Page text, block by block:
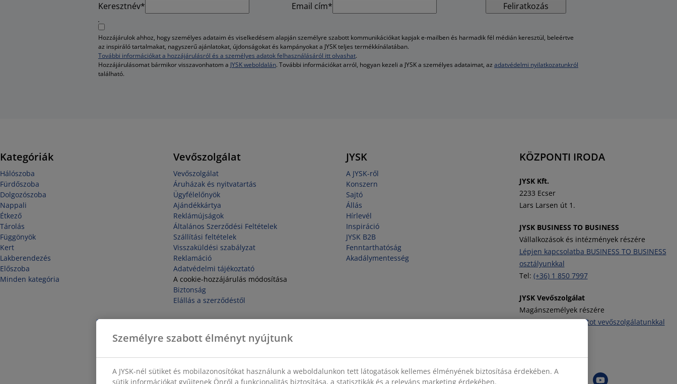
Keresztnév* Email cím* Feliratkozás
Hozzájárulok ahhoz, hogy személyes adataim és viselkedésem alapján személyre szabott kommunikációkat kapjak e-mailben és harmadik fél médián keresztül, beleértve
az inspiráló tartalmakat, nagyszerű ajánlatokat, újdonságokat és kampányokat a JYSK teljes termékkínálatában.
További információkat a hozzájárulásról és a személyes adatok felhasználásáról itt olvashat.
Hozzájárulásomat bármikor visszavonhatom a JYSK weboldalán. További információkat arról, hogyan kezeli a JYSK a személyes adataimat, az adatvédelmi nyilatkozatunkról
található.
Kategóriák
Hálószoba
Fürdőszoba
Dolgozószoba
Nappali
Étkező
Tárolás
Függönyök
Kert
Lakberendezés
Előszoba
Minden kategória
Vevőszolgálat
Vevőszolgálat
Áruházak és nyitvatartás
Ügyfélelőnyök
Ajándékkártya
Reklámújságok
Általános Szerződési Feltételek
Szállítási feltételek
Visszaküldési szabályzat
Reklamáció
Adatvédelmi tájékoztató
A cookie-hozzájárulás módosítása
Biztonság
Elállás a szerződéstől
JYSK
A JYSK-ről
Konszern
Sajtó
Állás
Hírlevél
Inspiráció
JYSK B2B
Fenntarthatóság
Akadálymentesség
KÖZPONTI IRODA
JYSK Kft.
2233 Ecser
Lars Larsen út 1.
JYSK BUSINESS TO BUSINESS
Vállalkozások és intézmények részére
Lépjen kapcsolatba BUSINESS TO BUSINESS
osztályunkkal
Tel: (+36) 1 850 7997
JYSK Vevőszolgálat
Magánszemélyek részére
Vegye fel a kapcsolatot vevőszolgálatunkkal
JYSK követése
Személyre szabott élményt nyújtunk
A JYSK-nél sütiket és mobilazonosítókat használunk a weboldalunkon tett látogatások kellemes élményének biztosítása érdekében. A
sütik információkat gyűjtenek Önről a funkcionalitás biztosítása, a statisztikák és a releváns marketing érdekében.